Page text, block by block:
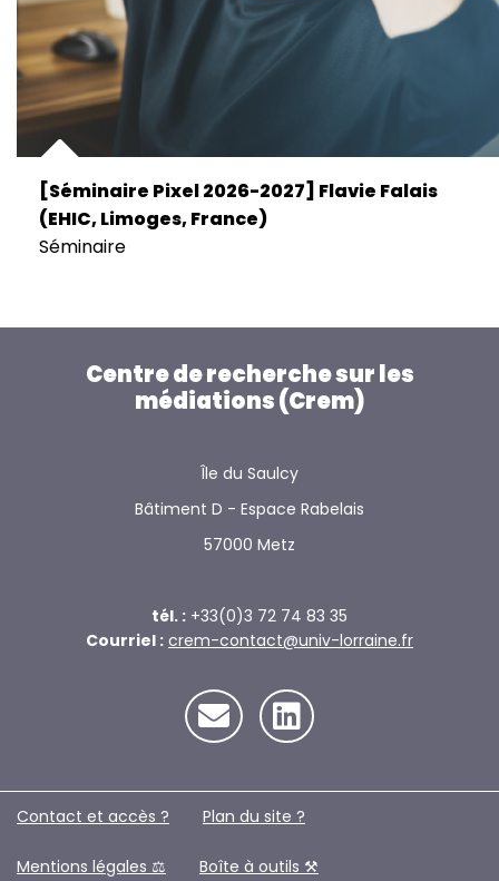
[Séminaire Pixel 2026-2027] Flavie Falais
(EHIC, Limoges, France)
Séminaire
Centre de recherche sur les
médiations (Crem)
Île du Saulcy
Bâtiment D - Espace Rabelais
57000 Metz
tél. : +33(0)3 72 74 83 35
Courriel : crem-contact@univ-lorraine.fr
Contact et accès ? Plan du site ?️
Mentions légales ⚖️ Boîte à outils ⚒️